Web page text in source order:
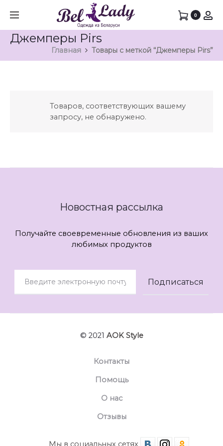
0
Джемперы Pirs
Главная Товары с меткой “Джемперы Pirs”
Товаров, соответствующих вашему
запросу, не обнаружено.
Новостная рассылка
Получайте своевременные обновления из ваших
любимых продуктов
© 2021 AOK Style
Контакты
Помощь
О нас
Отзывы
Мы в социальных сетях